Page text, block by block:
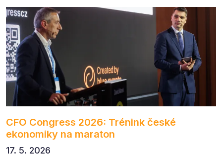
CFO Congress 2026: Trénink české
ekonomiky na maraton
17. 5. 2026